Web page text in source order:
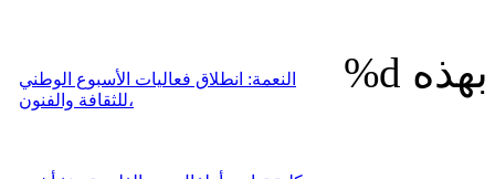
النعمة: انطلاق فعاليات الأسبوع الوطني
للثقافة والفنون،
%d